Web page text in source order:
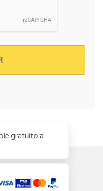
gratuito a